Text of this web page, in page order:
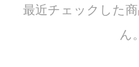
最近チェックした
ん。